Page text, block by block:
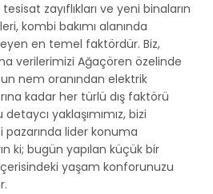
zayıflıkları ve yeni binaların
kombi bakımı alanında
en temel faktördür. Biz,
verilerimizi Ağaçören özelinde
nem oranından elektrik
kadar her türlü dış faktörü
yaklaşımımız, bizi
pazarında lider konuma
ki; bugün yapılan küçük bir
yaşam konforunuzu